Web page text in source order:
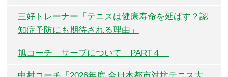
三好トレーナー「テニスは健康寿命を延ばす？認
知症予防にも期待される理由」
旭コーチ「サーブについて PART４」